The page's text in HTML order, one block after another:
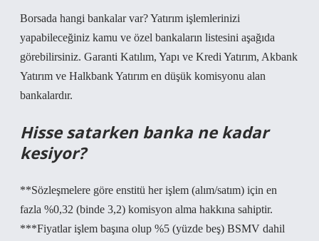
Borsada hangi bankalar var? Yatırım işlemlerinizi
yapabileceğiniz kamu ve özel bankaların listesini aşağıda
görebilirsiniz. Garanti Katılım, Yapı ve Kredi Yatırım, Akbank
Yatırım ve Halkbank Yatırım en düşük komisyonu alan
bankalardır.
Hisse satarken banka ne kadar
kesiyor?
**Sözleşmelere göre enstitü her işlem (alım/satım) için en
fazla %0,32 (binde 3,2) komisyon alma hakkına sahiptir.
***Fiyatlar işlem başına olup %5 (yüzde beş) BSMV dahil